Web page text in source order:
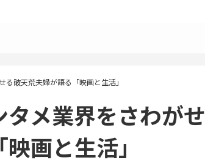
る破天荒夫婦が語る「映画と生活」
メ業界をさわがせ
画と生活」